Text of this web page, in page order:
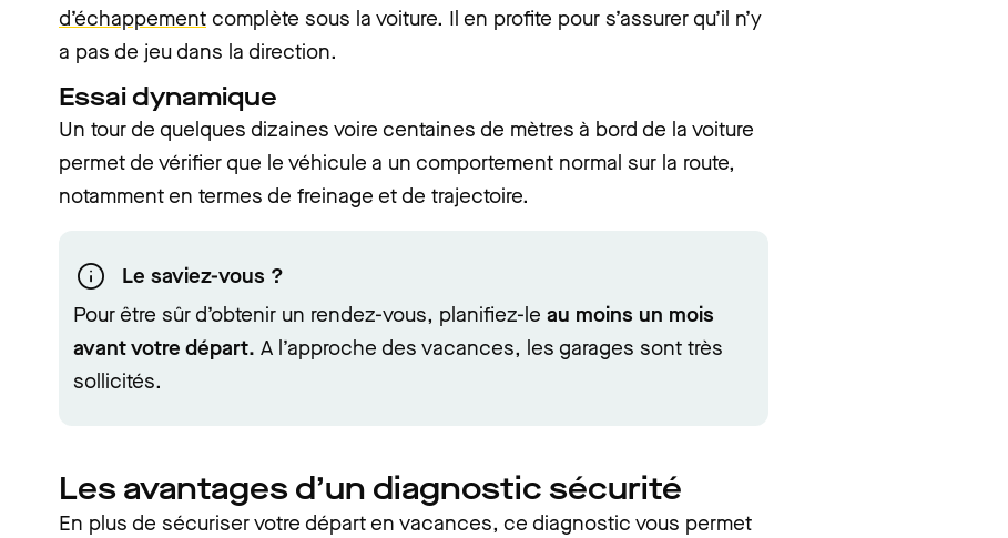
d’échappement complète sous la voiture. Il en profite pour s’assurer qu’il n’y
a pas de jeu dans la direction.
Essai dynamique
Un tour de quelques dizaines voire centaines de mètres à bord de la voiture
permet de vérifier que le véhicule a un comportement normal sur la route,
notamment en termes de freinage et de trajectoire.
Le saviez-vous ?
Pour être sûr d’obtenir un rendez-vous, planifiez-le au moins un mois
avant votre départ. A l’approche des vacances, les garages sont très
sollicités.
Les avantages d’un diagnostic sécurité
En plus de sécuriser votre départ en vacances, ce diagnostic vous permet